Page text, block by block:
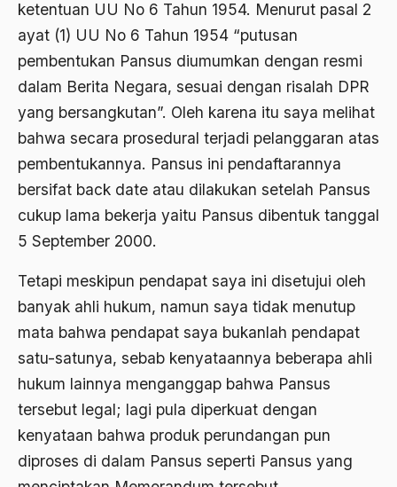
ketentuan UU No 6 Tahun 1954. Menurut pasal 2
ayat (1) UU No 6 Tahun 1954 “putusan
pembentukan Pansus diumumkan dengan resmi
dalam Berita Negara, sesuai dengan risalah DPR
yang bersangkutan”. Oleh karena itu saya melihat
bahwa secara prosedural terjadi pelanggaran atas
pembentukannya. Pansus ini pendaftarannya
bersifat back date atau dilakukan setelah Pansus
cukup lama bekerja yaitu Pansus dibentuk tanggal
5 September 2000.
Tetapi meskipun pendapat saya ini disetujui oleh
banyak ahli hukum, namun saya tidak menutup
mata bahwa pendapat saya bukanlah pendapat
satu-satunya, sebab kenyataannya beberapa ahli
hukum lainnya menganggap bahwa Pansus
tersebut legal; lagi pula diperkuat dengan
kenyataan bahwa produk perundangan pun
diproses di dalam Pansus seperti Pansus yang
Agenda Nasional
Agraria
agraris
Agum Gumelar
Agus Miftah
Ahimsa
Ahli
ahli fikih
Ahli Ilmu Agama
Ahli waris
ahlul sunnah wal jamaah
Ahlussunnah
Ahlussunnah Wal jamaah
Ahmad Benbella